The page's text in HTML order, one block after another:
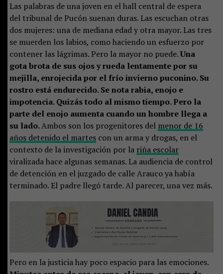
Las palabras de una joven en el hall central de espera
del tribunal de Pucón suenan duras. Las escuchan otras
dos mujeres: una de mediana edad y otra mayor. Las tres
se muerden los labios, como haciendo un esfuerzo por
contener las lágrimas. Pero la mayor no puede.Una
gota brota de sus ojos y rueda lentamente por su
mejilla, enrojecida por el frío invierno puconino. Su
rostro está endurecido. Se nota rabia, enojo e
impotencia. Quizás todo al mismo tiempo. Pero la
parte del enojo aumenta cuando un hombre llega a
su lado.Ambos son los progenitores del menor de 16
años detenido el martescon un arma y drogas, en el
contexto de la investigación por la riña escolar
viralizada hace algunas semanas. La audiencia de control
de detención en el juzgado de calle Arauco ya había
terminado. El padre llegó tarde. Al parecer, una vez más.
Pero en la justicia hay poco espacio para las emociones.